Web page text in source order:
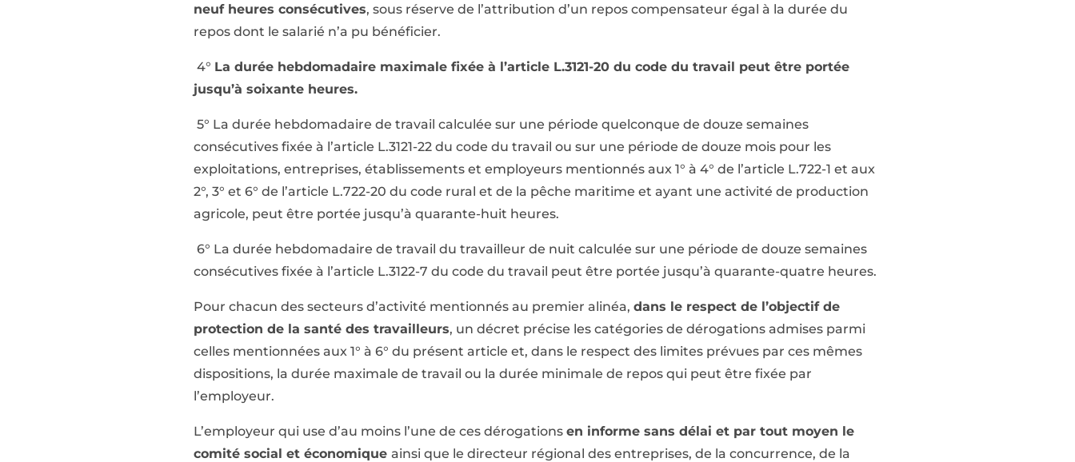
neuf heures consécutives, sous réserve de l’attribution d’un repos compensateur égal à la durée du
repos dont le salarié n’a pu bénéficier.
4° La durée hebdomadaire maximale fixée à l’article L.3121-20 du code du travail peut être portée
jusqu’à soixante heures.
5° La durée hebdomadaire de travail calculée sur une période quelconque de douze semaines
consécutives fixée à l’article L.3121-22 du code du travail ou sur une période de douze mois pour les
exploitations, entreprises, établissements et employeurs mentionnés aux 1° à 4° de l’article L.722-1 et aux
2°, 3° et 6° de l’article L.722-20 du code rural et de la pêche maritime et ayant une activité de production
agricole, peut être portée jusqu’à quarante-huit heures.
6° La durée hebdomadaire de travail du travailleur de nuit calculée sur une période de douze semaines
consécutives fixée à l’article L.3122-7 du code du travail peut être portée jusqu’à quarante-quatre heures.
Pour chacun des secteurs d’activité mentionnés au premier alinéa, dans le respect de l’objectif de
protection de la santé des travailleurs, un décret précise les catégories de dérogations admises parmi
celles mentionnées aux 1° à 6° du présent article et, dans le respect des limites prévues par ces mêmes
dispositions, la durée maximale de travail ou la durée minimale de repos qui peut être fixée par
l’employeur.
L’employeur qui use d’au moins l’une de ces dérogations en informe sans délai et par tout moyen le
comité social et économique ainsi que le directeur régional des entreprises, de la concurrence, de la